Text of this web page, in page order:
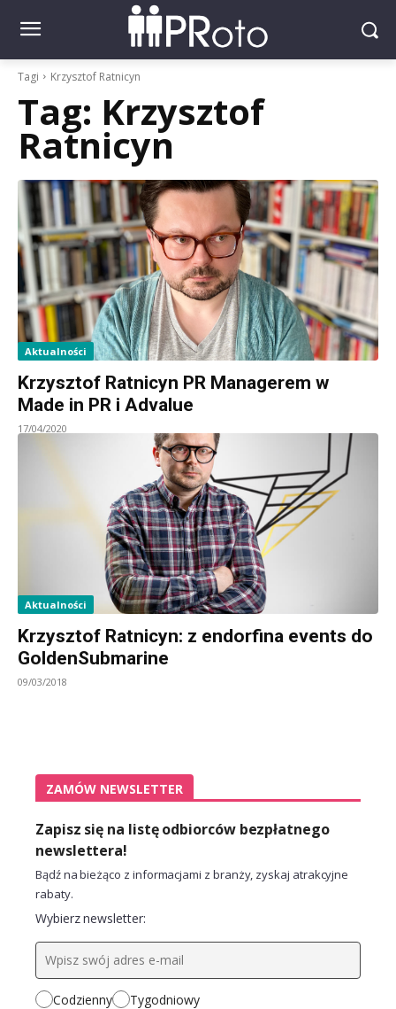
Tagi Krzysztof Ratnicyn
Tag: Krzysztof
Ratnicyn
Aktualności
Krzysztof Ratnicyn PR Managerem w
Made in PR i Advalue
17/04/2020
Aktualności
Krzysztof Ratnicyn: z endorfina events do
GoldenSubmarine
09/03/2018
ZAMÓW NEWSLETTER
Zapisz się na listę odbiorców bezpłatnego
newslettera!
Bądź na bieżąco z informacjami z branży, zyskaj atrakcyjne
rabaty.
Wybierz newsletter:
Codzienny Tygodniowy